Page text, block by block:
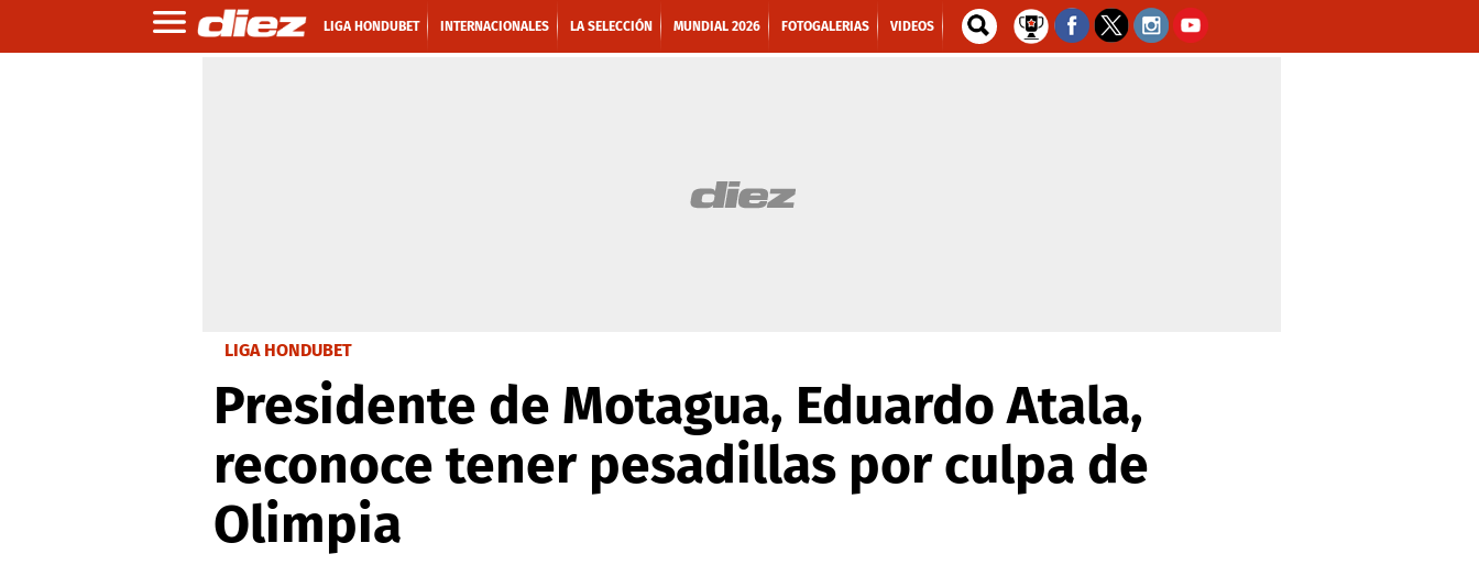
LIGA HONDUBET INTERNACIONALES LA SELECCIÓN MUNDIAL 2026 FOTOGALERIAS VIDEOS
LIGA HONDUBET
Presidente de Motagua, Eduardo Atala,
reconoce tener pesadillas por culpa de
Olimpia